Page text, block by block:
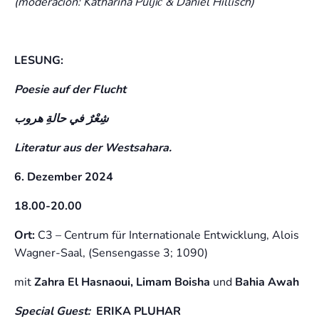
LESUNG:
Poesie auf der Flucht
شِعْرٌ في حالةِ هروب
Literatur aus der Westsahara.
6. Dezember 2024
18.00-20.00
Ort: C3 – Centrum für Internationale Entwicklung, Alois
Wagner-Saal, (Sensengasse 3; 1090)
mitZahra El Hasnaoui, Limam Boisha und Bahia Awah
Special Guest:ERIKA PLUHAR